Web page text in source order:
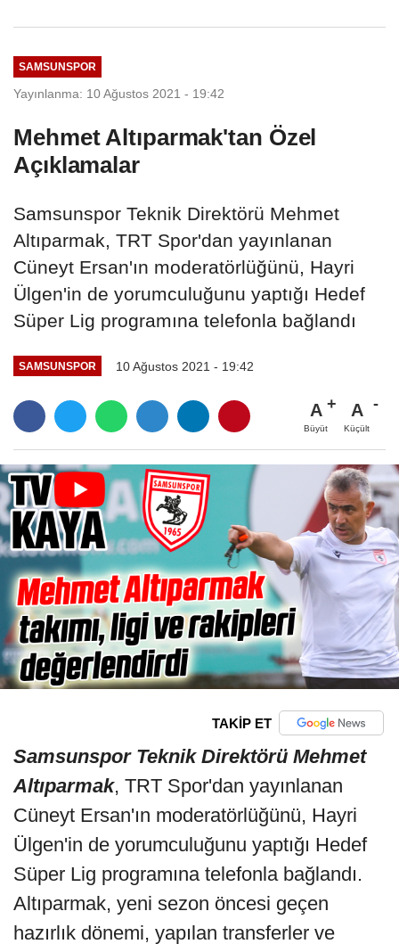
SAMSUNSPOR
Yayınlanma: 10 Ağustos 2021 - 19:42
Mehmet Altıparmak'tan Özel
Açıklamalar
Samsunspor Teknik Direktörü Mehmet
Altıparmak, TRT Spor'dan yayınlanan
Cüneyt Ersan'ın moderatörlüğünü, Hayri
Ülgen'in de yorumculuğunu yaptığı Hedef
Süper Lig programına telefonla bağlandı
SAMSUNSPOR 10 Ağustos 2021 - 19:42
A
Büyüt
A
Küçült
TAKİP ET
Samsunspor Teknik Direktörü Mehmet
Altıparmak, TRT Spor'dan yayınlanan
Cüneyt Ersan'ın moderatörlüğünü, Hayri
Ülgen'in de yorumculuğunu yaptığı Hedef
Süper Lig programına telefonla bağlandı.
Altıparmak, yeni sezon öncesi geçen
hazırlık dönemi, yapılan transferler ve